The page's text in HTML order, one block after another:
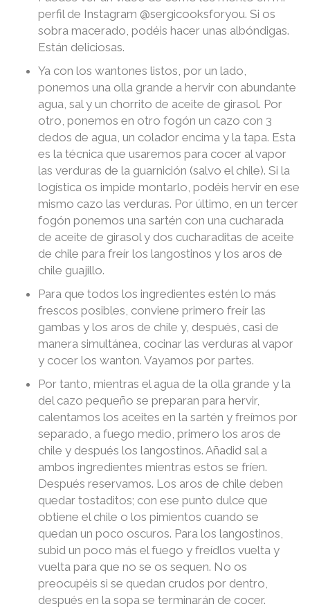
perfil de Instagram @sergicooksforyou. Si os
sobra macerado, podéis hacer unas albóndigas.
Están deliciosas.
Ya con los wantones listos, por un lado,
ponemos una olla grande a hervir con abundante
agua, sal y un chorrito de aceite de girasol. Por
otro, ponemos en otro fogón un cazo con 3
dedos de agua, un colador encima y la tapa. Esta
es la técnica que usaremos para cocer al vapor
las verduras de la guarnición (salvo el chile). Si la
logística os impide montarlo, podéis hervir en ese
mismo cazo las verduras. Por último, en un tercer
fogón ponemos una sartén con una cucharada
de aceite de girasol y dos cucharaditas de aceite
de chile para freír los langostinos y los aros de
chile guajillo.
Para que todos los ingredientes estén lo más
frescos posibles, conviene primero freír las
gambas y los aros de chile y, después, casi de
manera simultánea, cocinar las verduras al vapor
y cocer los wanton. Vayamos por partes.
Por tanto, mientras el agua de la olla grande y la
del cazo pequeño se preparan para hervir,
calentamos los aceites en la sartén y freímos por
separado, a fuego medio, primero los aros de
chile y después los langostinos. Añadid sal a
ambos ingredientes mientras estos se fríen.
Después reservamos. Los aros de chile deben
quedar tostaditos; con ese punto dulce que
obtiene el chile o los pimientos cuando se
quedan un poco oscuros. Para los langostinos,
subid un poco más el fuego y freídlos vuelta y
vuelta para que no se os sequen. No os
preocupéis si se quedan crudos por dentro,
después en la sopa se terminarán de cocer.